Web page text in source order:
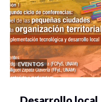
EVENTOS